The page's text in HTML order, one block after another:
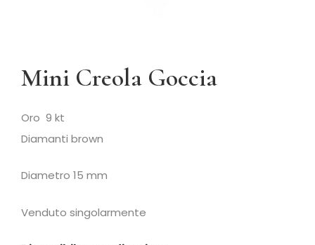
Mini Creola Goccia
Oro 9 kt
Diamanti brown
Diametro 15 mm
Venduto singolarmente